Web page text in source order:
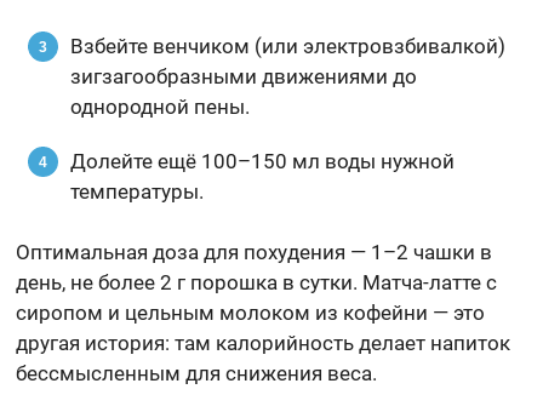
Взбейте венчиком (или электровзбивалкой)
зигзагообразными движениями до
однородной пены.
Долейте ещё 100–150 мл воды нужной
температуры.
Оптимальная доза для похудения — 1–2 чашки в
день, не более 2 г порошка в сутки. Матча-латте с
сиропом и цельным молоком из кофейни — это
другая история: там калорийность делает напиток
бессмысленным для снижения веса.